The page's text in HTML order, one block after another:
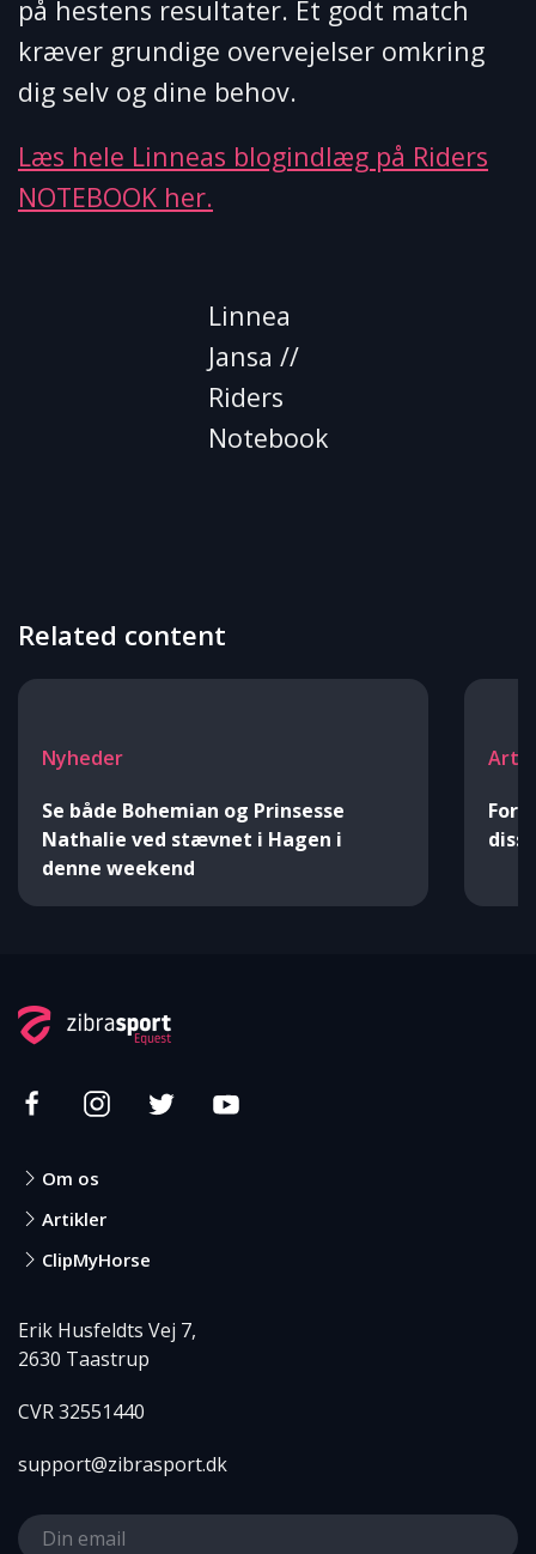
på hestens resultater. Et godt match
kræver grundige overvejelser omkring
dig selv og dine behov.
Læs hele Linneas blogindlæg på Riders
NOTEBOOK her.
Linnea
Jansa //
Riders
Notebook
Related content
Nyheder
Se både Bohemian og Prinsesse
Nathalie ved stævnet i Hagen i
denne weekend
Om os
Artikler
ClipMyHorse
Erik Husfeldts Vej 7,
2630 Taastrup
CVR 32551440
support@zibrasport.dk